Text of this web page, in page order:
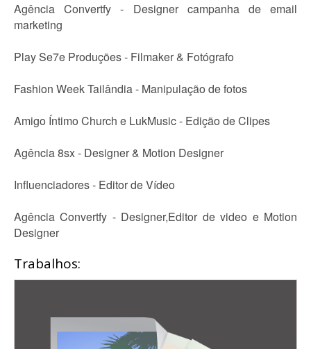
Agência Convertfy - Designer campanha de email
marketing
Play Se7e Produções - Filmaker & Fotógrafo
Fashion Week Tailândia - Manipulação de fotos
Amigo Íntimo Church e LukMusic - Edição de Clipes
Agência 8sx - Designer & Motion Designer
Influenciadores - Editor de Vídeo
Agência Convertfy - Designer,Editor de video e Motion
Designer
Trabalhos: